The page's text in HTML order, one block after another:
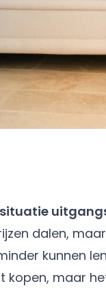
dalen,
kunnen
kopen, maar